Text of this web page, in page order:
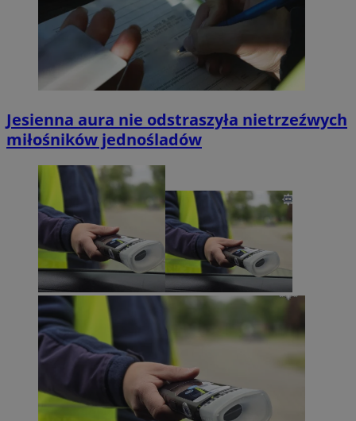
Jesienna aura nie odstraszyła nietrzeźwych
miłośników jednośladów